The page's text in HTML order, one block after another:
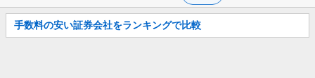
お
知
手数料の安い証券会社をランキングで比較